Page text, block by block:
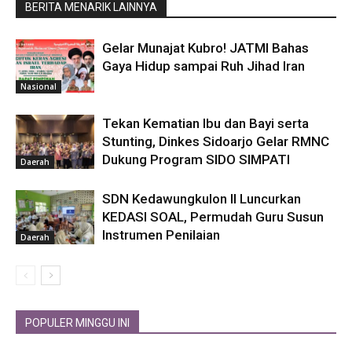
BERITA MENARIK LAINNYA
Nasional
Gelar Munajat Kubro! JATMI Bahas
Gaya Hidup sampai Ruh Jihad Iran
Daerah
Tekan Kematian Ibu dan Bayi serta
Stunting, Dinkes Sidoarjo Gelar RMNC
Dukung Program SIDO SIMPATI
Daerah
SDN Kedawungkulon II Luncurkan
KEDASI SOAL, Permudah Guru Susun
Instrumen Penilaian
POPULER MINGGU INI